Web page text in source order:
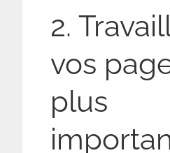
2.
vos
plus